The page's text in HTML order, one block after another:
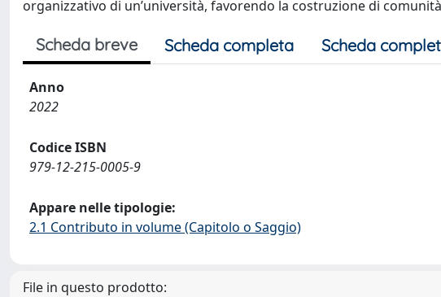
organizzativo di un’università, favorendo la costruzione di
Scheda breve Scheda completa Scheda
Anno
2022
Codice ISBN
979-12-215-0005-9
Appare nelle tipologie:
2.1 Contributo in volume (Capitolo o Saggio)
File in questo prodotto: